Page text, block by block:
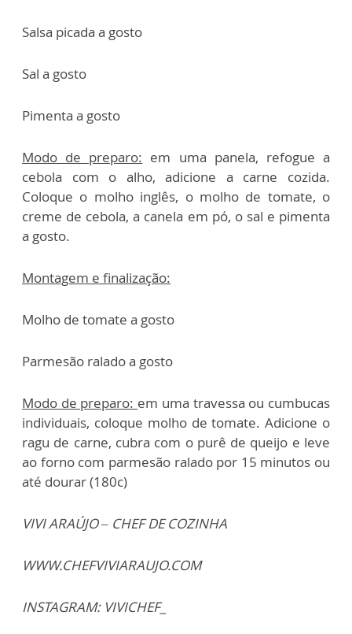
Salsa picada a gosto
Sal a gosto
Pimenta a gosto
Modo de preparo: em uma panela, refogue a
cebola com o alho, adicione a carne cozida.
Coloque o molho inglês, o molho de tomate, o
creme de cebola, a canela em pó, o sal e pimenta
a gosto.
Montagem e finalização:
Molho de tomate a gosto
Parmesão ralado a gosto
Modo de preparo: em uma travessa ou cumbucas
individuais, coloque molho de tomate. Adicione o
ragu de carne, cubra com o purê de queijo e leve
ao forno com parmesão ralado por 15 minutos ou
até dourar (180c)
VIVI ARAÚJO – CHEF DE COZINHA
WWW.CHEFVIVIARAUJO.COM
INSTAGRAM: VIVICHEF_